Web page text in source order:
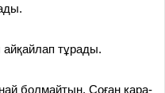
тұрады.
болмайтын. Соған қа­ра­